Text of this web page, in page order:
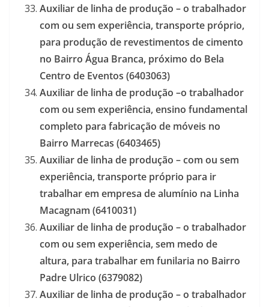
Auxiliar de linha de produção – o trabalhador
com ou sem experiência, transporte próprio,
para produção de revestimentos de cimento
no Bairro Água Branca, próximo do Bela
Centro de Eventos (6403063)
Auxiliar de linha de produção –o trabalhador
com ou sem experiência, ensino fundamental
completo para fabricação de móveis no
Bairro Marrecas (6403465)
Auxiliar de linha de produção – com ou sem
experiência, transporte próprio para ir
trabalhar em empresa de alumínio na Linha
Macagnam (6410031)
Auxiliar de linha de produção – o trabalhador
com ou sem experiência, sem medo de
altura, para trabalhar em funilaria no Bairro
Padre Ulrico (6379082)
Auxiliar de linha de produção –o trabalhador